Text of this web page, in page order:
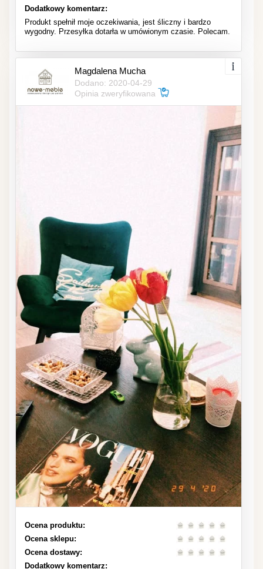
Dodatkowy komentarz:
Produkt spełnił moje oczekiwania, jest śliczny i bardzo
wygodny. Przesyłka dotarła w umówionym czasie. Polecam.
Magdalena Mucha
Dodano: 2020-04-29
Opinia zweryfikowana
Ocena produktu:
Ocena sklepu:
Ocena dostawy:
Dodatkowy komentarz: